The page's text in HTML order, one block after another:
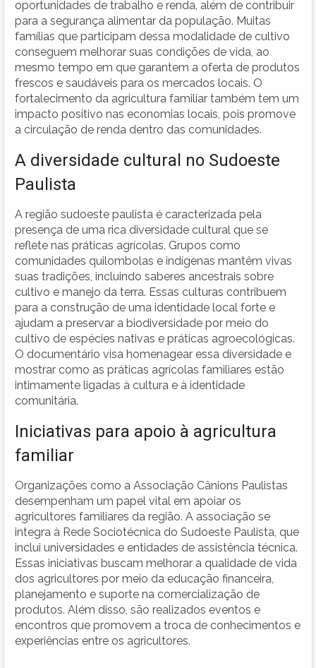
oportunidades de trabalho e renda, além de contribuir
para a segurança alimentar da população. Muitas
famílias que participam dessa modalidade de cultivo
conseguem melhorar suas condições de vida, ao
mesmo tempo em que garantem a oferta de produtos
frescos e saudáveis para os mercados locais. O
fortalecimento da agricultura familiar também tem um
impacto positivo nas economias locais, pois promove
a circulação de renda dentro das comunidades.
A diversidade cultural no Sudoeste
Paulista
A região sudoeste paulista é caracterizada pela
presença de uma rica diversidade cultural que se
reflete nas práticas agrícolas. Grupos como
comunidades quilombolas e indígenas mantêm vivas
suas tradições, incluindo saberes ancestrais sobre
cultivo e manejo da terra. Essas culturas contribuem
para a construção de uma identidade local forte e
ajudam a preservar a biodiversidade por meio do
cultivo de espécies nativas e práticas agroecológicas.
O documentário visa homenagear essa diversidade e
mostrar como as práticas agrícolas familiares estão
intimamente ligadas à cultura e à identidade
comunitária.
Iniciativas para apoio à agricultura
familiar
Organizações como a Associação Cânions Paulistas
desempenham um papel vital em apoiar os
agricultores familiares da região. A associação se
integra à Rede Sociotécnica do Sudoeste Paulista, que
inclui universidades e entidades de assistência técnica.
Essas iniciativas buscam melhorar a qualidade de vida
dos agricultores por meio da educação financeira,
planejamento e suporte na comercialização de
produtos. Além disso, são realizados eventos e
encontros que promovem a troca de conhecimentos e
experiências entre os agricultores.